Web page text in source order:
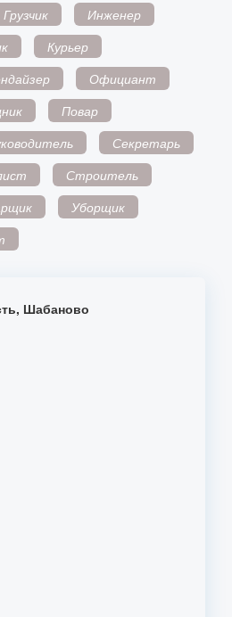
Грузчик
Инженер
Курьер
Официант
Повар
Секретарь
Строитель
Уборщик
Шабаново